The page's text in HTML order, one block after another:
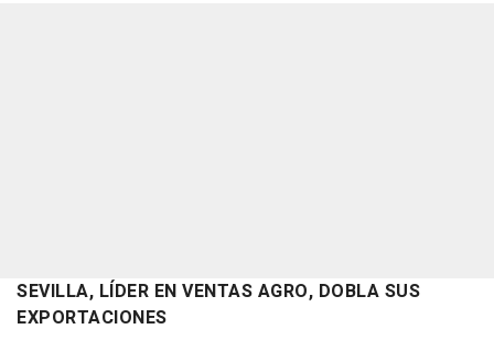
SEVILLA, LÍDER EN VENTAS AGRO, DOBLA SUS
EXPORTACIONES